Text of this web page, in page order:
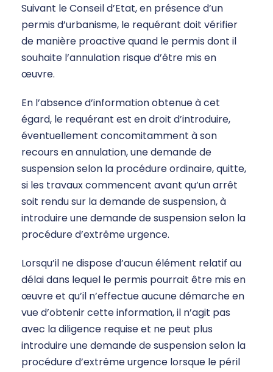
Suivant le Conseil d’Etat, en présence d’un
permis d’urbanisme, le requérant doit vérifier
de manière proactive quand le permis dont il
souhaite l’annulation risque d’être mis en
œuvre.
En l’absence d’information obtenue à cet
égard, le requérant est en droit d’introduire,
éventuellement concomitamment à son
recours en annulation, une demande de
suspension selon la procédure ordinaire, quitte,
si les travaux commencent avant qu’un arrêt
soit rendu sur la demande de suspension, à
introduire une demande de suspension selon la
procédure d’extrême urgence.
Lorsqu’il ne dispose d’aucun élément relatif au
délai dans lequel le permis pourrait être mis en
œuvre et qu’il n’effectue aucune démarche en
vue d’obtenir cette information, il n’agit pas
avec la diligence requise et ne peut plus
introduire une demande de suspension selon la
procédure d’extrême urgence lorsque le péril